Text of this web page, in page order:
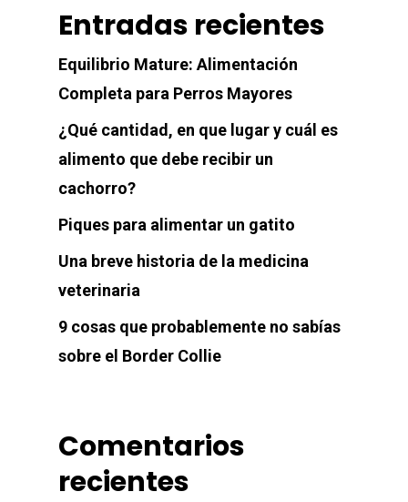
Entradas recientes
Equilibrio Mature: Alimentación
Completa para Perros Mayores
¿Qué cantidad, en que lugar y cuál es
alimento que debe recibir un
cachorro?
Piques para alimentar un gatito
Una breve historia de la medicina
veterinaria
9 cosas que probablemente no sabías
sobre el Border Collie
Comentarios
recientes
Perros
Blog